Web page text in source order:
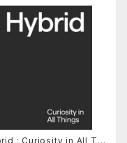
: Curiosity in All Thi